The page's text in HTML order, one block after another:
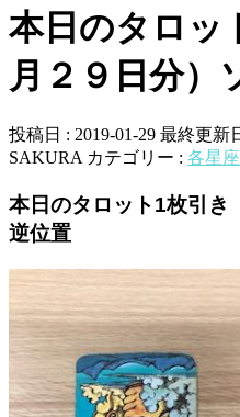
本日のタロッ
月２９日分）
投稿日 : 2019-01-29 最終更新
SAKURA カテゴリー : 各星
本日のタロット1枚引き
逆位置